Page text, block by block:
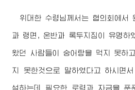
위대한 수령님께서는 협의회에서
과 랭면, 온반과 록두지짐이 유명하
왔던 사람들이 숭어탕을 먹지 못하
지 못한것으로 말하였다고 하시면
설하는데 필요한 로력과 자금을 푼